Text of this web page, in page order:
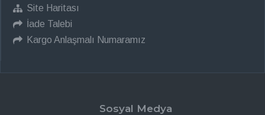
Site Haritası
İade Talebi
Kargo Anlaşmalı Numaramız
Sosyal Medya